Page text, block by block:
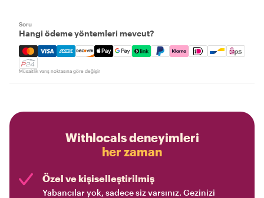
Soru
Hangi ödeme yöntemleri mevcut?
Mastercard, Visa, Amex, Discover, Apple Pay, Google
Müsaitlik varış noktasına göre değişir
Withlocals deneyimleri
her zaman
Özel ve kişiselleştirilmiş
Yabancılar yok, sadece siz varsınız. Gezinizi